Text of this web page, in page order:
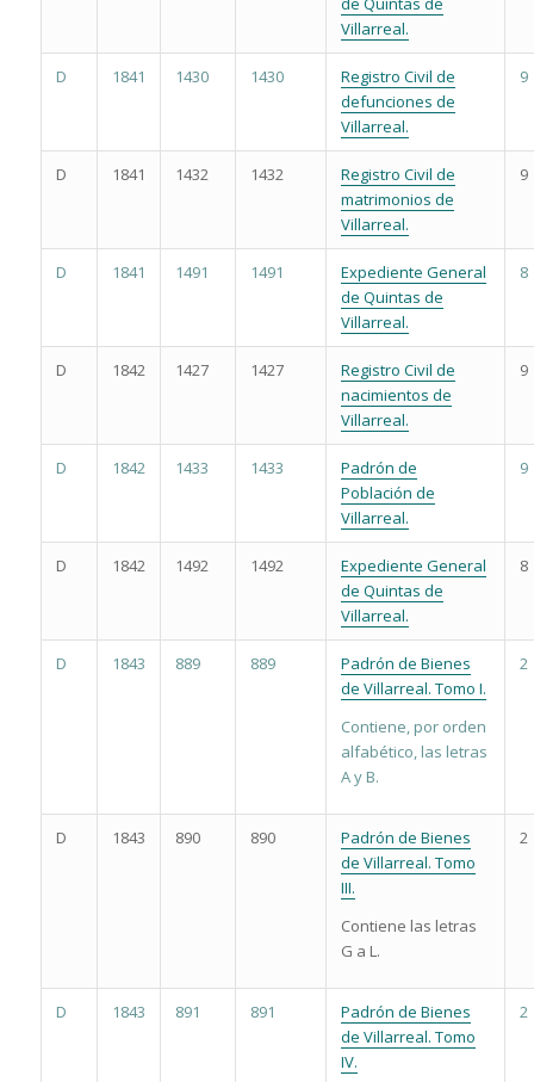
Villarreal.
D 1841 1430 1430
Registro Civil de
defunciones de
Villarreal.
9
D 1841 1432 1432
Registro Civil de
matrimonios de
Villarreal.
9
D 1841 1491 1491
Expediente General
de Quintas de
Villarreal.
8
D 1842 1427 1427
Registro Civil de
nacimientos de
Villarreal.
9
D 1842 1433 1433
Padrón de
Población de
Villarreal.
9
D 1842 1492 1492
Expediente General
de Quintas de
Villarreal.
8
D 1843 889 889
Padrón de Bienes
de Villarreal. Tomo I.
Contiene, por orden
alfabético, las letras
A y B.
2
D 1843 890 890
Padrón de Bienes
de Villarreal. Tomo
III.
Contiene las letras
G a L.
2
D 1843 891 891
Padrón de Bienes
de Villarreal. Tomo
IV.
2